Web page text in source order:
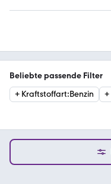
Beliebte passende Filter
+ Kraftstoffart:Benzin +